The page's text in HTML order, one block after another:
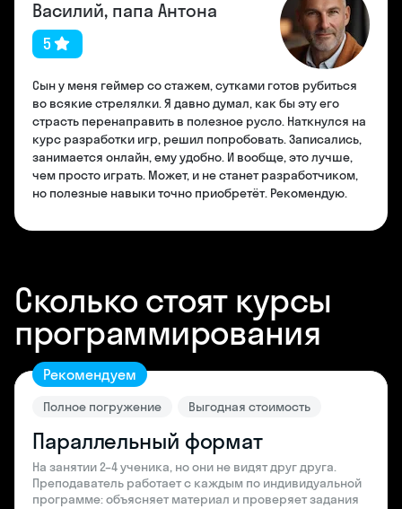
Василий, папа Антона
5
Сын у меня геймер со стажем, сутками готов рубиться
во всякие стрелялки. Я давно думал, как бы эту его
страсть перенаправить в полезное русло. Наткнулся на
курс разработки игр, решил попробовать. Записались,
занимается онлайн, ему удобно. И вообще, это лучше,
чем просто играть. Может, и не станет разработчиком,
но полезные навыки точно приобретёт. Рекомендую.
Сколько стоят курсы
программирования
Рекомендуем
Полное погружение Выгодная стоимость
Параллельный формат
На занятии 2–4 ученика, но они не видят друг друга.
Преподаватель работает с каждым по индивидуальной
программе: объясняет материал и проверяет задания